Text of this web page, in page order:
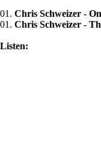
01. Chris Schweizer -
01. Chris Schweizer -
Listen: